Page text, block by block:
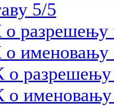
5/5
разрешењу
именовању
разрешењу
именовању